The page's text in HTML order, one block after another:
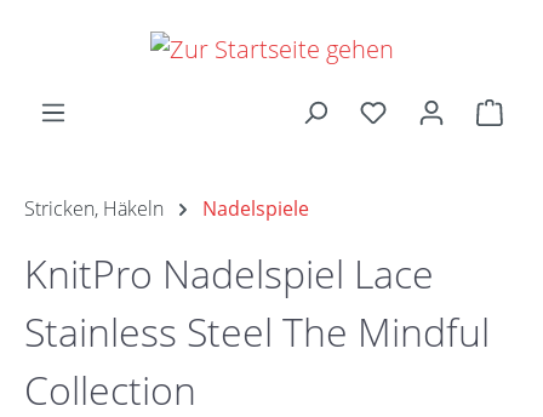
Zum Hauptinhalt springen
Stricken, Häkeln Nadelspiele
KnitPro Nadelspiel Lace
Stainless Steel The Mindful
Collection